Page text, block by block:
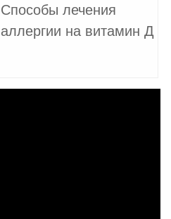
Способы лечения
аллергии на витамин Д